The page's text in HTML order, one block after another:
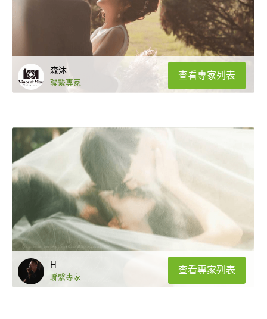
森沐
聯繫專家
查看專家列表
H
聯繫專家
查看專家列表